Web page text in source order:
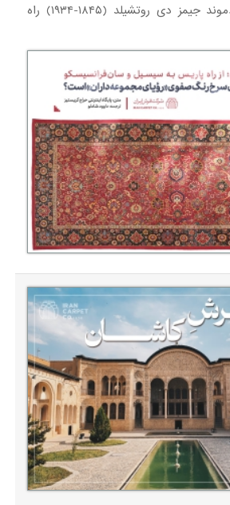
به مجموعه بارون ادموند جیمز دی روتشیلد (۱۸۴۵-۱۹۳۴) راه